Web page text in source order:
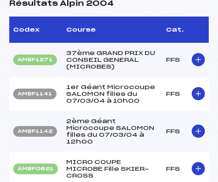
Résultats Alpin 2004
Codex Course Cat.
AMBF1271
37ème GRAND PRIX DU
CONSEIL GENERAL
(MICROBES)
FFS
AMBF1141
1er Géant Microcoupe
SALOMON filles du
07/03/04 à 10h00
FFS
AMBF1142
2ème Géant
Microcoupe SALOMON
filles du 07/03/04 à
12h00
FFS
AMBF0621
MICRO COUPE
MICROBE Fille SKIER-
CROSS
FFS